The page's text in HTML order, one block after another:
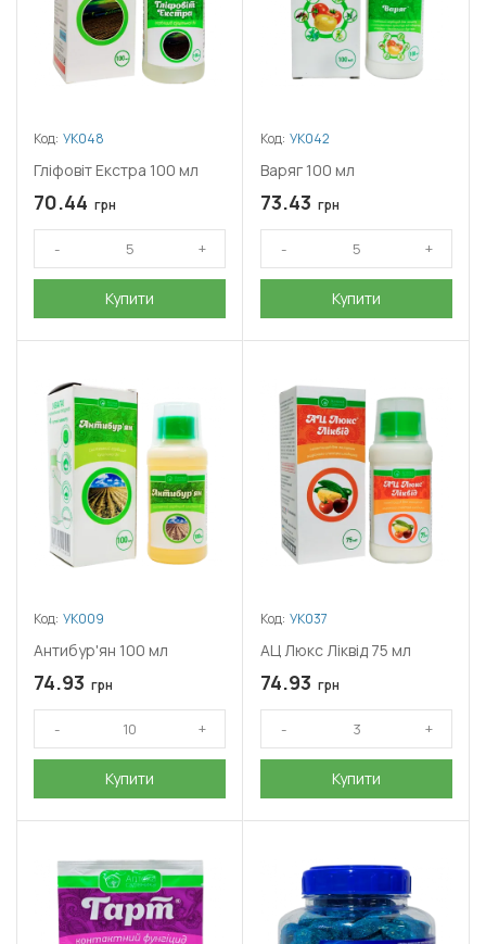
Код: УК048
Гліфовіт Екстра 100 мл
70.44 грн
Купити
Код: УК042
Варяг 100 мл
73.43 грн
Купити
Код: УК009
Антибур'ян 100 мл
74.93 грн
Купити
Код: УК037
АЦ Люкс Ліквід 75 мл
74.93 грн
Купити